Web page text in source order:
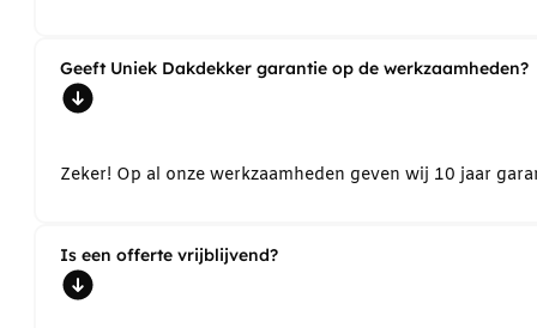
Geeft Uniek Dakdekker garantie op de werkzaamheden?
Zeker! Op al onze werkzaamheden geven wij 10 jaar
Is een offerte vrijblijvend?